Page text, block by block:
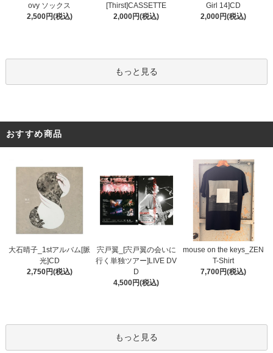
ovy ソックス
2,500円(税込)
[Thirst]CASSETTE
2,000円(税込)
Girl 14]CD
2,000円(税込)
もっと見る
おすすめ商品
大石晴子_1stアルバム[脈
光]CD
2,750円(税込)
宍戸翼_[宍戸翼の会いに
行く単独ツアー]LIVE DV
D
4,500円(税込)
mouse on the keys_ZEN
T-Shirt
7,700円(税込)
もっと見る